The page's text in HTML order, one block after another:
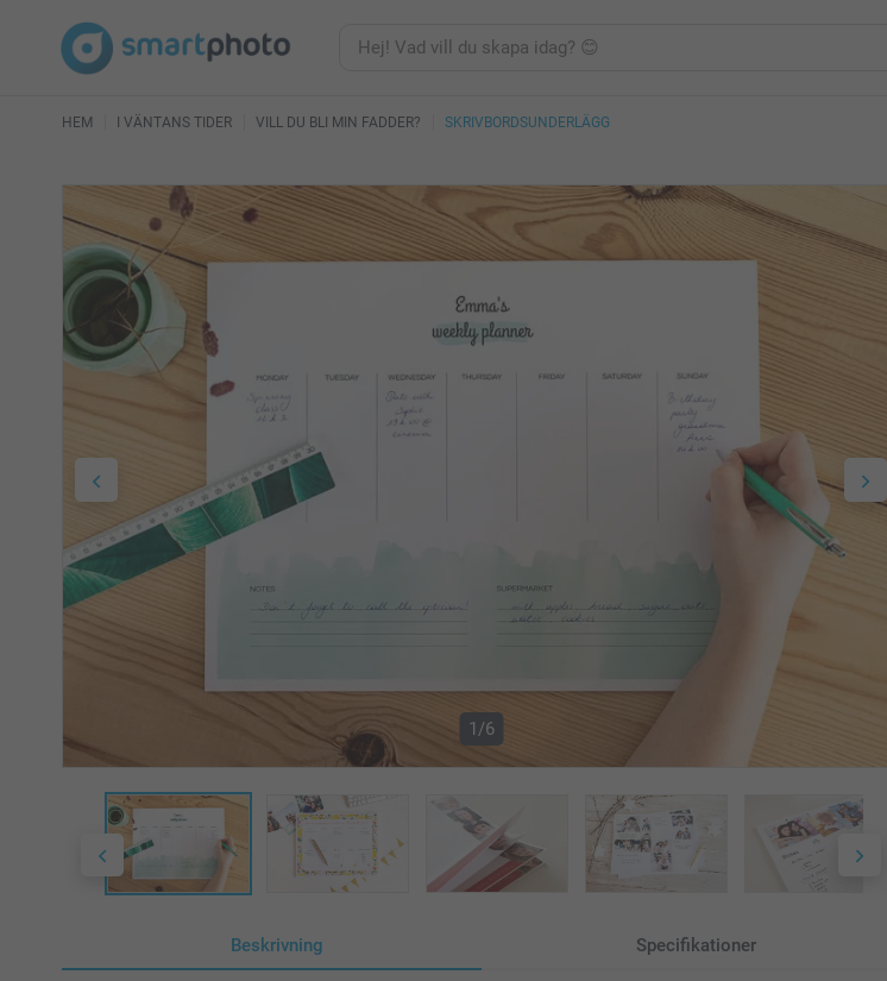
HEM I VÄNTANS TIDER VILL DU BLI MIN FADDER? SKRIVBORDSUNDERLÄGG
1/6
Beskrivning Specifikationer